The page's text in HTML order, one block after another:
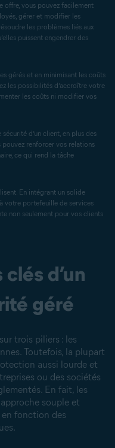
offre, vous pouvez facilement
gérer et modifier les
les problèmes liés aux
puissent engendrer des
gérés et en minimisant les coûts
les possibilités d’accroître votre
les coûts ni modifier vos
d’un client, en plus des
pouvez renforcer vos relations
ce qui rend la tâche
En intégrant un solide
votre portefeuille de services
non seulement pour vos clients
d’un
géré
trois piliers : les
Toutefois, la plupart
aussi lourde et
ou des sociétés
En fait, les
souple et
en fonction des